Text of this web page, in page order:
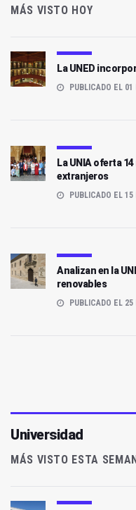
MÁS VISTO HOY
La UNED
PUBLICADO EL
La UNIA oferta
extranjeros
PUBLICADO EL
Analizan en la
renovables
PUBLICADO EL
Universidad
MÁS VISTO ESTA